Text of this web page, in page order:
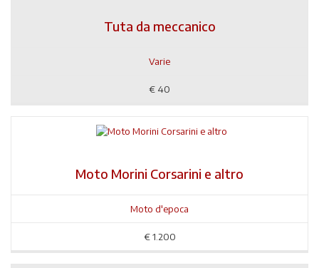
Tuta da meccanico
Varie
€ 40
Moto Morini Corsarini e altro
Moto d'epoca
€ 1.200